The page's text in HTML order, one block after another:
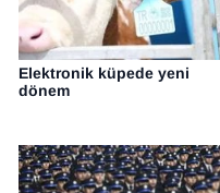
Elektronik küpede yeni
dönem